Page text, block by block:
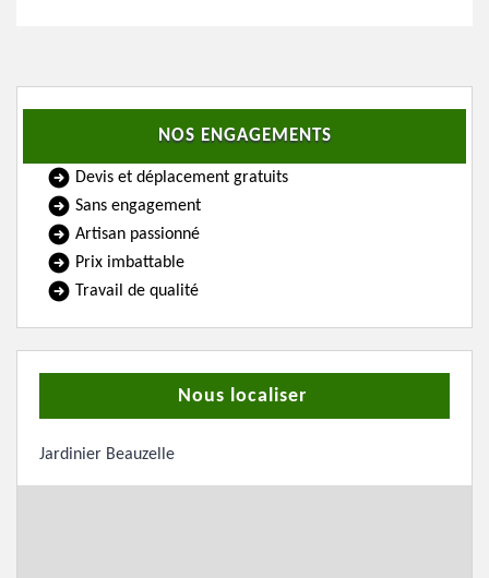
NOS ENGAGEMENTS
Devis et déplacement gratuits
Sans engagement
Artisan passionné
Prix imbattable
Travail de qualité
Nous localiser
Jardinier Beauzelle